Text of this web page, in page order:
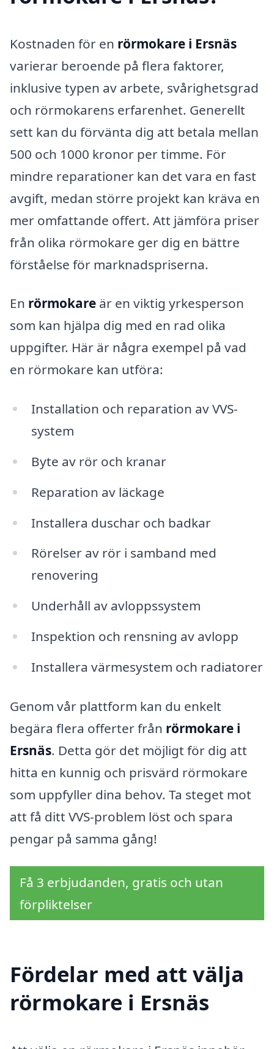
Kostnaden för en rörmokare i Ersnäs
varierar beroende på flera faktorer,
inklusive typen av arbete, svårighetsgrad
och rörmokarens erfarenhet. Generellt
sett kan du förvänta dig att betala mellan
500 och 1000 kronor per timme. För
mindre reparationer kan det vara en fast
avgift, medan större projekt kan kräva en
mer omfattande offert. Att jämföra priser
från olika rörmokare ger dig en bättre
förståelse för marknadspriserna.
En rörmokare är en viktig yrkesperson
som kan hjälpa dig med en rad olika
uppgifter. Här är några exempel på vad
en rörmokare kan utföra:
Installation och reparation av VVS-
system
Byte av rör och kranar
Reparation av läckage
Installera duschar och badkar
Rörelser av rör i samband med
renovering
Underhåll av avloppssystem
Inspektion och rensning av avlopp
Installera värmesystem och radiatorer
Genom vår plattform kan du enkelt
begära flera offerter från rörmokare i
Ersnäs. Detta gör det möjligt för dig att
hitta en kunnig och prisvärd rörmokare
som uppfyller dina behov. Ta steget mot
att få ditt VVS-problem löst och spara
pengar på samma gång!
Få 3 erbjudanden, gratis och utan
förpliktelser
Fördelar med att välja
rörmokare i Ersnäs